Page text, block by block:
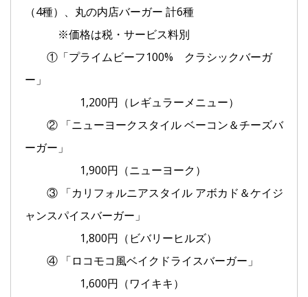
（4種）、丸の内店バーガー 計6種
※価格は税・サービス料別
①「プライムビーフ100% クラシックバーガ
ー」
1,200円（レギュラーメニュー）
② 「ニューヨークスタイル ベーコン＆チーズバ
ーガー」
1,900円（ニューヨーク）
③ 「カリフォルニアスタイル アボカド＆ケイジ
ャンスパイスバーガー」
1,800円（ビバリーヒルズ）
④ 「ロコモコ風ベイクドライスバーガー」
1,600円（ワイキキ）